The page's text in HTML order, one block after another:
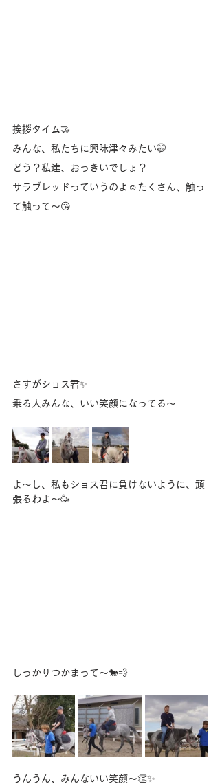
挨拶タイム🤝
みんな、私たちに興味津々みたい🤭
どう？私達、おっきいでしょ？
サラブレッドっていうのよ☺️たくさん、触っ
て触って〜😘
さすがショス君✨
乗る人みんな、いい笑顔になってる〜
よ〜し、私もショス君に負けないように、頑
張るわよ〜🥳
しっかりつかまって〜🐎💨
うんうん、みんないい笑顔〜👏✨